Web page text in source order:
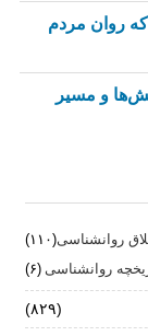
که روان مردم
و مسیر
قدرت می‌آورد
روانشناسی(۱۱۰)
روانشناسی (۶)
(۸۲۹)